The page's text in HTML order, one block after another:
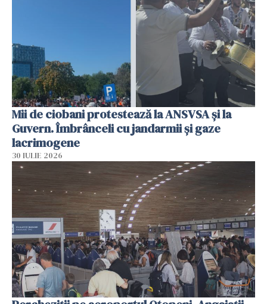
Mii de ciobani protestează la ANSVSA și la
Guvern. Îmbrânceli cu jandarmii și gaze
lacrimogene
30 IULIE 2026